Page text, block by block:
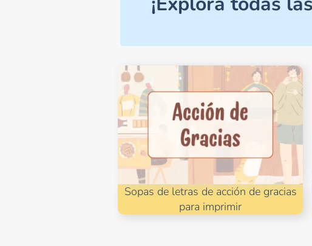
Sopas de letras de acción de gracias
para imprimir